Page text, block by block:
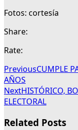
Fotos: cortesía
Share:
Rate:
PreviousCUMPLE
AÑOS
NextHISTÓRICO,
ELECTORAL
Related Posts